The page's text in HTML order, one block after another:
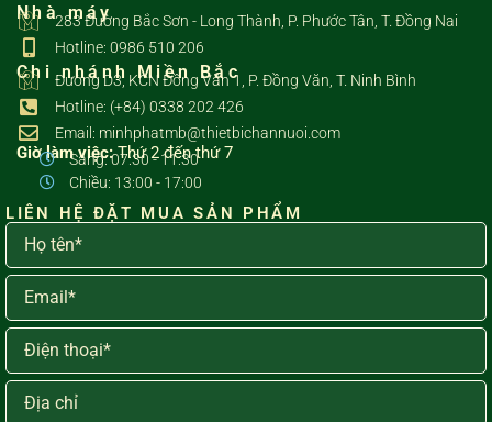
Nhà máy
283 Đường Bắc Sơn - Long Thành, P. Phước Tân, T. Đồng Nai
Hotline: 0986 510 206
Chi nhánh Miền Bắc
Đường D3, KCN Đồng Văn 1, P. Đồng Văn, T. Ninh Bình
Hotline: (+84) 0338 202 426
Email: minhphatmb@thietbichannuoi.com
Giờ làm việc:Thứ 2 đến thứ 7
Sáng: 07:30 - 11:30
Chiều: 13:00 - 17:00
LIÊN HỆ ĐẶT MUA SẢN PHẨM